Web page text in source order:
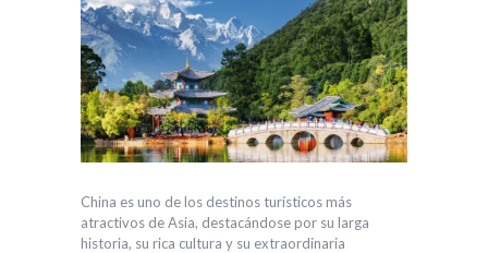
China es uno de los destinos turísticos más
atractivos de Asia, destacándose por su larga
historia, su rica cultura y su extraordinaria